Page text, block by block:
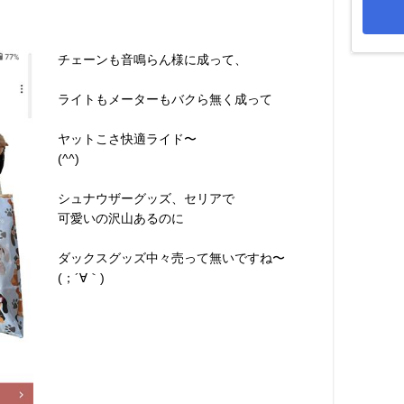
チェーンも音鳴らん様に成って、
ライトもメーターもバクら無く成って
ヤットこさ快適ライド〜
(^^)
シュナウザーグッズ、セリアで
可愛いの沢山あるのに
ダックスグッズ中々売って無いですね〜
(；´∀｀)